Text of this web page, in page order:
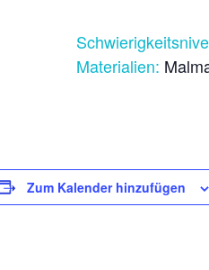
Materialien:
Zum Kalender hinzufügen